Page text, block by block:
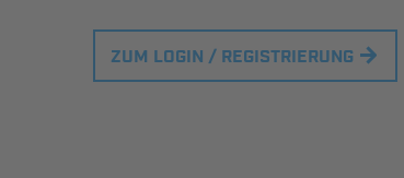
ZUM LOGIN / REGISTRIERUNG